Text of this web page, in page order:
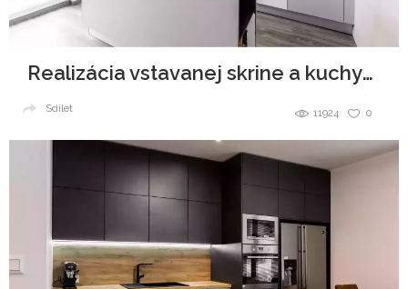
Realizácia vstavanej skrine a kuchynskej linky
0
11924
Sdílet